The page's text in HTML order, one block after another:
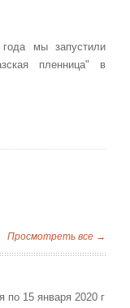
мы запустили
пленница" в
Просмотреть все →
15 января 2020 г